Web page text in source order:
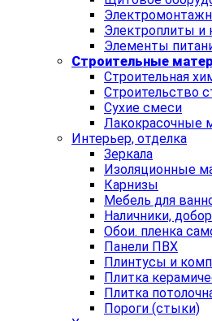
Электроплиты и
Элементы
Строительные
Строительная
Строительство
Сухие смеси
Лакокрасочные
Интерьер, отделка
Зеркала
Изоляционные
Карнизы
Мебель для
Наличники,
Обои. пленка
Панели ПВХ
Плинтусы и
Плитка
Плитка
Пороги (стыки)